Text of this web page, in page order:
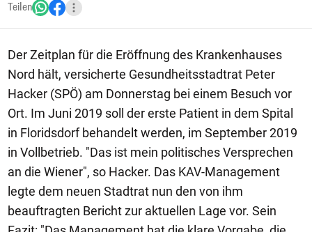
Teilen
Der Zeitplan für die Eröffnung des Krankenhauses
Nord hält, versicherte Gesundheitsstadtrat Peter
Hacker (SPÖ) am Donnerstag bei einem Besuch vor
Ort. Im Juni 2019 soll der erste Patient in dem Spital
in Floridsdorf behandelt werden, im September 2019
in Vollbetrieb. "Das ist mein politisches Versprechen
an die Wiener", so Hacker. Das KAV-Management
legte dem neuen Stadtrat nun den von ihm
beauftragten Bericht zur aktuellen Lage vor. Sein